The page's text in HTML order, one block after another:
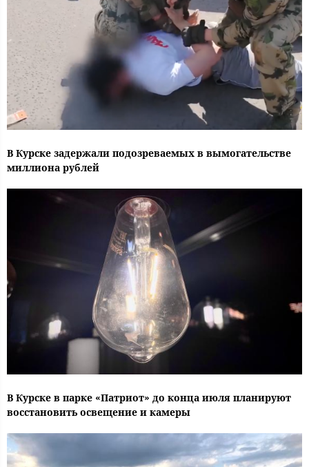
В Курске задержали подозреваемых в вымогательстве
миллиона рублей
В Курске в парке «Патриот» до конца июля планируют
восстановить освещение и камеры